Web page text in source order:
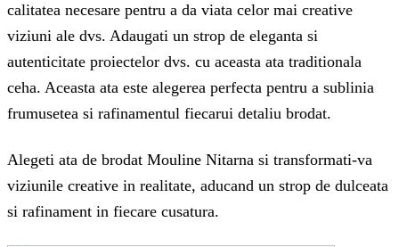
calitatea necesare pentru a da viata celor mai creative
viziuni ale dvs. Adaugati un strop de eleganta si
autenticitate proiectelor dvs. cu aceasta ata traditionala
ceha. Aceasta ata este alegerea perfecta pentru a sublinia
frumusetea si rafinamentul fiecarui detaliu brodat.
Alegeti ata de brodat Mouline Nitarna si transformati-va
viziunile creative in realitate, aducand un strop de dulceata
si rafinament in fiecare cusatura.